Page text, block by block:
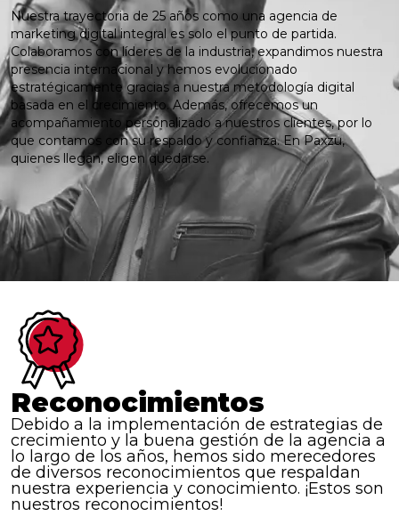
Nuestra trayectoria de 25 años como una agencia de
marketing digital integral es solo el punto de partida.
Colaboramos con líderes de la industria, expandimos nuestra
presencia internacional y hemos evolucionado
estratégicamente gracias a nuestra metodología digital
basada en el crecimiento. Además, ofrecemos un
acompañamiento personalizado a nuestros clientes, por lo
que contamos con su respaldo y confianza. En Paxzu,
quienes llegan, eligen quedarse.
Reconocimientos
Debido a la implementación de estrategias de
crecimiento y la buena gestión de la agencia a
lo largo de los años, hemos sido merecedores
de diversos reconocimientos que respaldan
nuestra experiencia y conocimiento. ¡Estos son
nuestros reconocimientos!